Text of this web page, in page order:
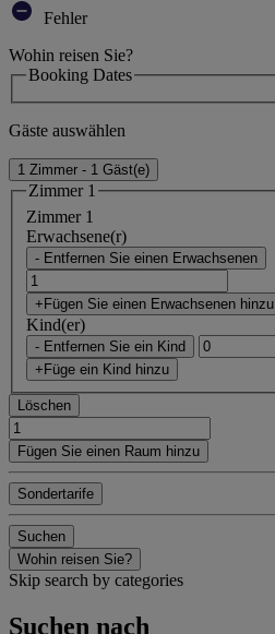
Fehler
Wohin reisen Sie?
Booking Dates
Gäste auswählen
1 Zimmer - 1 Gäst(e)
Zimmer 1
Zimmer 1
Erwachsene(r)
- Entfernen Sie einen Erwachsenen
+Fügen Sie einen Erwachsenen hinzu
Kind(er)
- Entfernen Sie ein Kind
+Füge ein Kind hinzu
Löschen
Fügen Sie einen Raum hinzu
Sondertarife
Suchen
Wohin reisen Sie?
Skip search by categories
Suchen nach